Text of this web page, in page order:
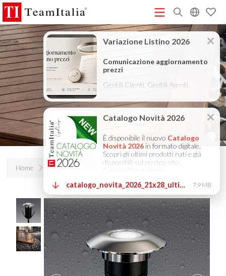
R
Listino Prezzi - 2026 (513K) Catalogo Novità 2026
DECORATIVE
CATALOGUE 2025(12M) TECHNICAL CATALOGUE 2025
COMPANY PROFILE ITA COMPANY PROFILE GB(3M) COMPANY
PROFILE DE(3M) StarTeam 1 (introduzione)
(prodotto)(15M) ★Istruzioni Touch-Dim e Sincronizzazione (110K)
Home Prodotti